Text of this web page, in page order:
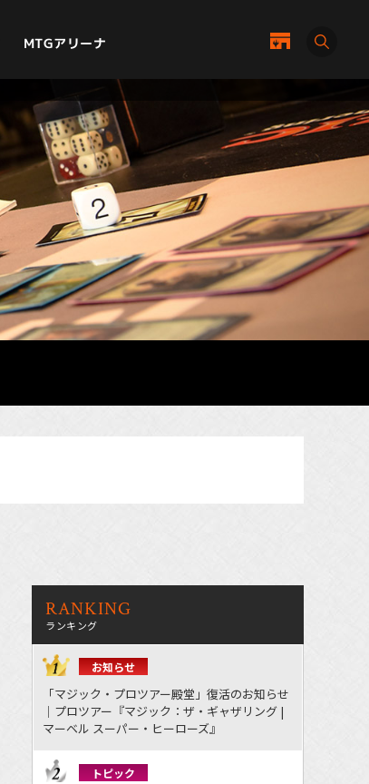
MTGアリーナ
RANKING
ランキング
お知らせ
「マジック・プロツアー殿堂」復活のお知らせ
｜プロツアー『マジック：ザ・ギャザリング |
マーベル スーパー・ヒーローズ』
トピック